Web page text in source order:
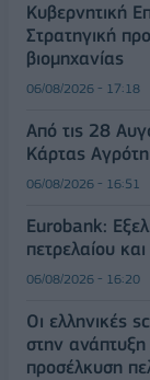
Κυβερνητική
Στρατηγική
βιομηχανίας
06/08/2026 - 17:18
Από τις 28
Κάρτας
06/08/2026 - 16:51
Eurobank:
πετρελαίου
06/08/2026 - 16:20
Οι ελληνικές
στην
προσέλκυση